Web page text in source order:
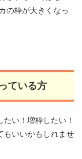
の枠が大きくなっ
ている方
い！増枠したい！
もいいかもしれませ